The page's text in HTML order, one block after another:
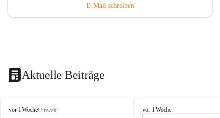
E-Mail schreiben
Aktuelle Beiträge
V
vor 1 WocheUmwelt
V
vor 1 Woche